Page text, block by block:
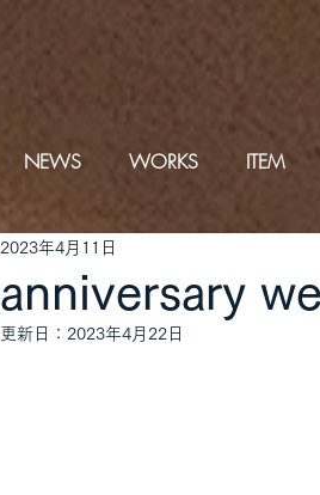
NEWS WORKS ITEM
anniversary
2023年4月11日
更新日： 2023年4月22日